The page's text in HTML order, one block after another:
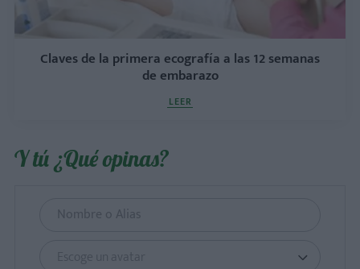
Claves de la primera ecografía a las 12 semanas
de embarazo
LEER
Y tú ¿Qué opinas?
Escoge un avatar